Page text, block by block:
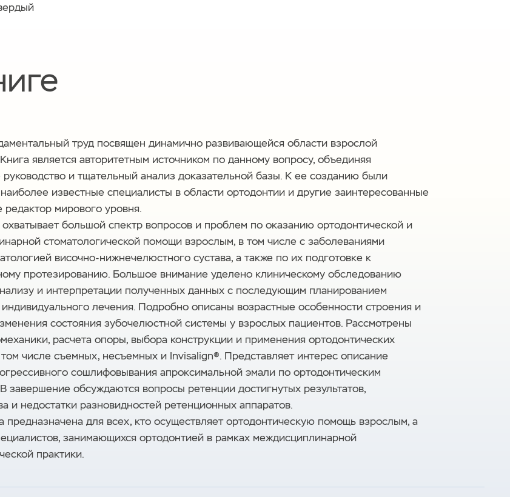
труд посвящен динамично развивающейся области взрослой
является авторитетным источником по данному вопросу, объединяя
руководство и тщательный анализ доказательной базы. К ее созданию были
известные специалисты в области ортодонтии и другие заинтересованные
редактор мирового уровня.
охватывает большой спектр вопросов и проблем по оказанию ортодонтической и
стоматологической помощи взрослым, в том числе с заболеваниями
височно-нижнечелюстного сустава, а также по их подготовке к
протезированию. Большое внимание уделено клиническому обследованию
и интерпретации полученных данных с последующим планированием
индивидуального лечения. Подробно описаны возрастные особенности строения и
состояния зубочелюстной системы у взрослых пациентов. Рассмотрены
расчета опоры, выбора конструкции и применения ортодонтических
том числе съемных, несъемных и Invisalign®. Представляет интерес описание
сошлифовывания апроксимальной эмали по ортодонтическим
завершение обсуждаются вопросы ретенции достигнутых результатов,
и недостатки разновидностей ретенционных аппаратов.
предназначена для всех, кто осуществляет ортодонтическую помощь взрослым, а
занимающихся ортодонтией в рамках междисциплинарной
практики.